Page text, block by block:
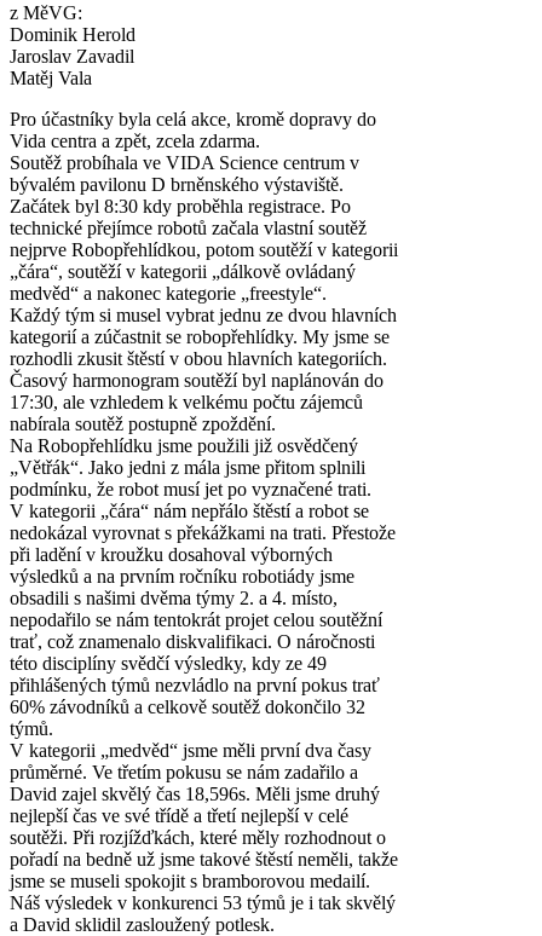
z MěVG:
Dominik Herold
Jaroslav Zavadil
Matěj Vala
Pro účastníky byla celá akce, kromě dopravy do
Vida centra a zpět, zcela zdarma.
Soutěž probíhala ve VIDA Science centrum v
bývalém pavilonu D brněnského výstaviště.
Začátek byl 8:30 kdy proběhla registrace. Po
technické přejímce robotů začala vlastní soutěž
nejprve Robopřehlídkou, potom soutěží v kategorii
„čára“, soutěží v kategorii „dálkově ovládaný
medvěd“ a nakonec kategorie „freestyle“.
Každý tým si musel vybrat jednu ze dvou hlavních
kategorií a zúčastnit se robopřehlídky. My jsme se
rozhodli zkusit štěstí v obou hlavních kategoriích.
Časový harmonogram soutěží byl naplánován do
17:30, ale vzhledem k velkému počtu zájemců
nabírala soutěž postupně zpoždění.
Na Robopřehlídku jsme použili již osvědčený
„Větřák“. Jako jedni z mála jsme přitom splnili
podmínku, že robot musí jet po vyznačené trati.
V kategorii „čára“ nám nepřálo štěstí a robot se
nedokázal vyrovnat s překážkami na trati. Přestože
při ladění v kroužku dosahoval výborných
výsledků a na prvním ročníku robotiády jsme
obsadili s našimi dvěma týmy 2. a 4. místo,
nepodařilo se nám tentokrát projet celou soutěžní
trať, což znamenalo diskvalifikaci. O náročnosti
této disciplíny svědčí výsledky, kdy ze 49
přihlášených týmů nezvládlo na první pokus trať
60% závodníků a celkově soutěž dokončilo 32
týmů.
V kategorii „medvěd“ jsme měli první dva časy
průměrné. Ve třetím pokusu se nám zadařilo a
David zajel skvělý čas 18,596s. Měli jsme druhý
nejlepší čas ve své třídě a třetí nejlepší v celé
soutěži. Při rozjížďkách, které měly rozhodnout o
pořadí na bedně už jsme takové štěstí neměli, takže
jsme se museli spokojit s bramborovou medailí.
Náš výsledek v konkurenci 53 týmů je i tak skvělý
a David sklidil zasloužený potlesk.